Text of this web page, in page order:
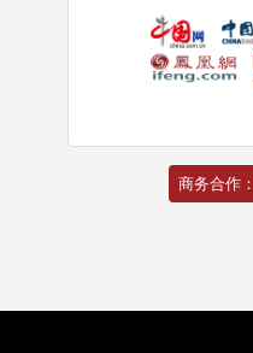
商务合作